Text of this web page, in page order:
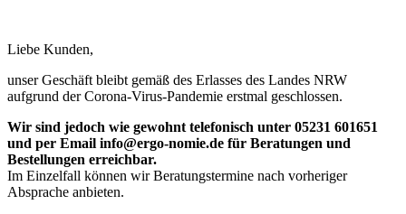
Liebe Kunden,
unser Geschäft bleibt gemäß des Erlasses des Landes NRW
aufgrund der Corona-Virus-Pandemie erstmal geschlossen.
Wir sind jedoch wie gewohnt telefonisch unter 05231 601651
und per Email info@ergo-nomie.de für Beratungen und
Bestellungen erreichbar.
Im Einzelfall können wir Beratungstermine nach vorheriger
Absprache anbieten.